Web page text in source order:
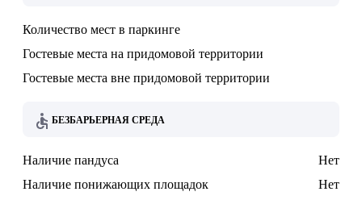
Количество мест в паркинге
Гостевые места на придомовой территории
Гостевые места вне придомовой территории
БЕЗБАРЬЕРНАЯ СРЕДА
Наличие пандуса
Нет
Наличие понижающих площадок
Нет